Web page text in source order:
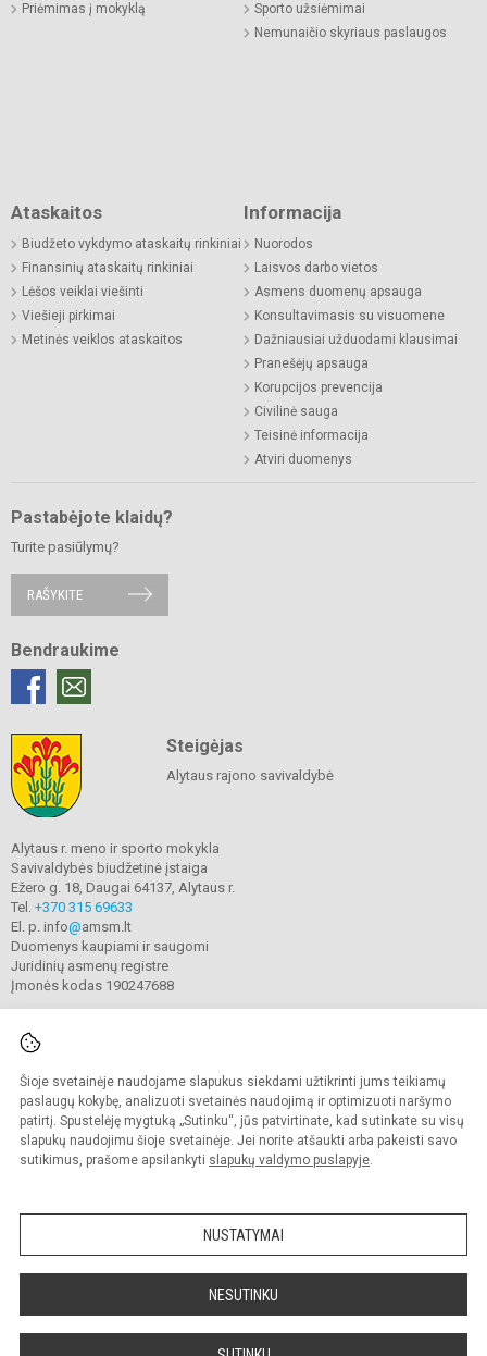
Šioje svetainėje naudojame slapukus siekdami užtikrinti jums teikiamų
paslaugų kokybę, analizuoti svetainės naudojimą ir optimizuoti naršymo
patirtį. Spustelėję mygtuką „Sutinku“, jūs patvirtinate, kad sutinkate su visų
slapukų naudojimu šioje svetainėje. Jei norite atšaukti arba pakeisti savo
sutikimus, prašome apsilankyti slapukų valdymo puslapyje.
NUSTATYMAI
NESUTINKU
Priėmimas į mokyklą
Sporto užsiėmimai
Nemunaičio skyriaus paslaugos
Ataskaitos
Biudžeto vykdymo ataskaitų rinkiniai
Finansinių ataskaitų rinkiniai
Lėšos veiklai viešinti
Viešieji pirkimai
Metinės veiklos ataskaitos
Informacija
Nuorodos
Laisvos darbo vietos
Asmens duomenų apsauga
Konsultavimasis su visuomene
Dažniausiai užduodami klausimai
Pranešėjų apsauga
Korupcijos prevencija
Civilinė sauga
Teisinė informacija
Atviri duomenys
Pastabėjote klaidų?
Turite pasiūlymų?
RAŠYKITE
Bendraukime
Steigėjas
Alytaus rajono savivaldybė
Alytaus r. meno ir sporto mokykla
Savivaldybės biudžetinė įstaiga
Ežero g. 18, Daugai 64137, Alytaus r.
Tel. +370 315 69633
El. p. info@amsm.lt
Duomenys kaupiami ir saugomi
Juridinių asmenų registre
Įmonės kodas 190247688
© 2020. Alytaus r. meno ir sporto mokykla. Visos teisės saugomos.
Kopijuoti turinį be raštiško mokyklos sutikimo griežtai draudžiama.
Prieinamumo paraiška Slapukų valdymas
Sumanus būdas atnaujinti